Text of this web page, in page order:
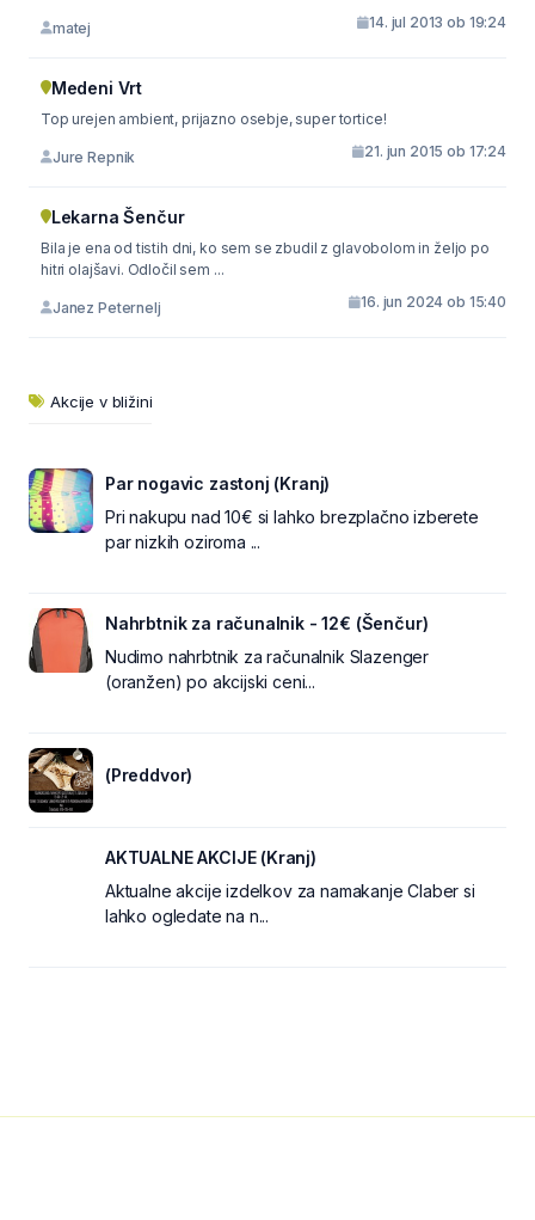
matej 14. jul 2013 ob 19:24
Medeni Vrt
Top urejen ambient, prijazno osebje, super tortice!
Jure Repnik 21. jun 2015 ob 17:24
Lekarna Šenčur
Bila je ena od tistih dni, ko sem se zbudil z glavobolom in željo po
hitri olajšavi. Odločil sem ...
Janez Peternelj 16. jun 2024 ob 15:40
Akcije v bližini
Par nogavic zastonj (Kranj)
Pri nakupu nad 10€ si lahko brezplačno izberete
par nizkih oziroma ...
Nahrbtnik za računalnik - 12€ (Šenčur)
Nudimo nahrbtnik za računalnik Slazenger
(oranžen) po akcijski ceni...
(Preddvor)
AKTUALNE AKCIJE (Kranj)
Aktualne akcije izdelkov za namakanje Claber si
lahko ogledate na n...